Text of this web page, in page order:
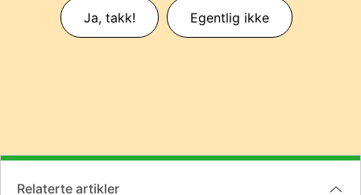
Ja, takk! Egentlig ikke
Relaterte artikler